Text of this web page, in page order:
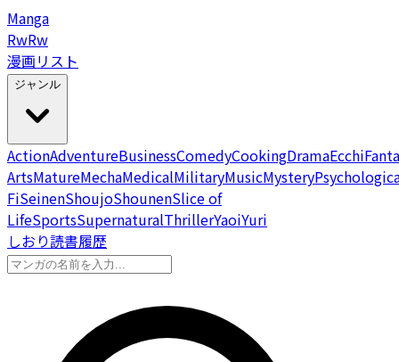
Manga
RwRw
漫画リスト
ジャンル
ActionAdventureBusinessComedyCookingDramaEcchi
ArtsMatureMechaMedicalMilitaryMusicMystery
FiSeinenShoujoShounenSlice of
LifeSportsSupernaturalThrillerYaoiYuri
しおり読書履歴